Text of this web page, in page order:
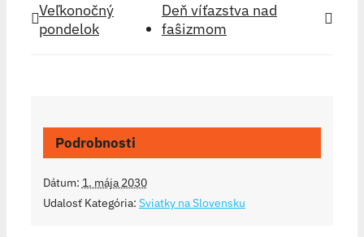
Veľkonočný
pondelok
Deň víťazstva nad
faŝizmom
Podrobnosti
Dátum: 1. mája 2030
Udalosť Kategória: Sviatky na Slovensku